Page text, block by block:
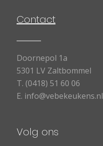
Contact
Doornepol 1a
5301 LV Zaltbommel
T. (0418) 51 60 06
E. info@vebekeukens.nl
Volg ons